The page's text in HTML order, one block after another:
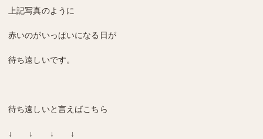
上記写真のように
赤いのがいっぱいになる日が
待ち遠しいです。
待ち遠しいと言えばこちら
↓ ↓ ↓ ↓